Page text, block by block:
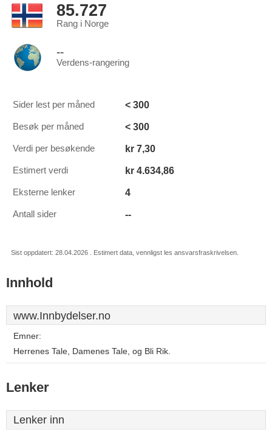
85.727
Rang i Norge
--
Verdens-rangering
Sider lest per måned < 300
Besøk per måned < 300
Verdi per besøkende kr 7,30
Estimert verdi kr 4.634,86
Eksterne lenker 4
Antall sider --
Sist oppdatert: 28.04.2026 . Estimert data, vennligst les ansvarsfraskrivelsen.
Innhold
www.Innbydelser.no
Emner:
Herrenes Tale, Damenes Tale, og Bli Rik.
Lenker
Lenker inn